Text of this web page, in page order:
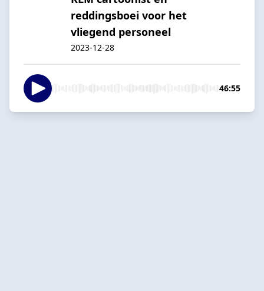
reddingsboei voor het
vliegend personeel
2023-12-28
46:55